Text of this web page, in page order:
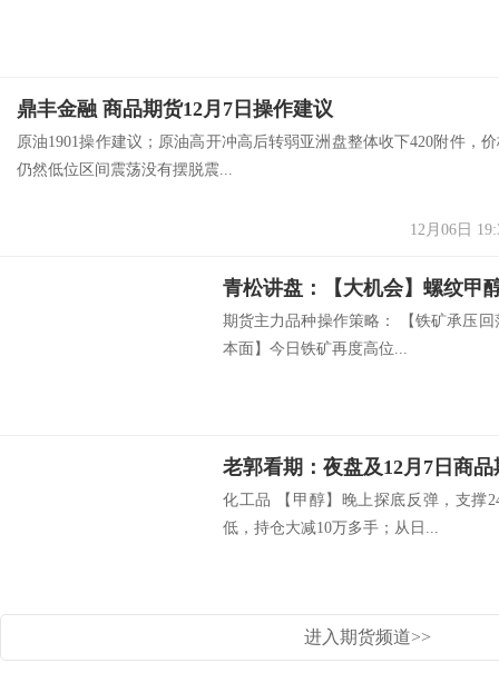
鼎丰金融 商品期货12月7日操作建议
原油1901操作建议；原油高开冲高后转弱亚洲盘整体收下420附件，
仍然低位区间震荡没有摆脱震...
12月06日
期货主力品种操作策略： 【铁矿承压
本面】今日铁矿再度高位...
老郭看期：夜盘及12月7日商
化工品 【甲醇】晚上探底反弹，支撑
低，持仓大减10万多手；从日...
进入期货频道>>